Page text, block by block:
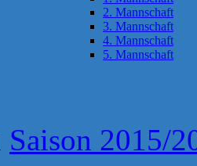
2. Mannschaft
3. Mannschaft
4. Mannschaft
5. Mannschaft
Saison 2015/